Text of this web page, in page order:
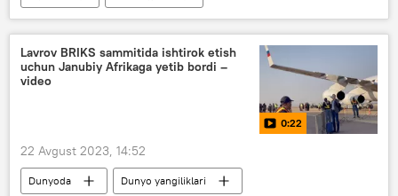
Shavkat Mirziyoyev
Ziroatxon Mirziyoyeva
Lavrov BRIKS sammitida ishtirok etish
uchun Janubiy Afrikaga yetib bordi –
video
0:22
22 Avgust 2023, 14:52
Dunyoda
Dunyo yangiliklari